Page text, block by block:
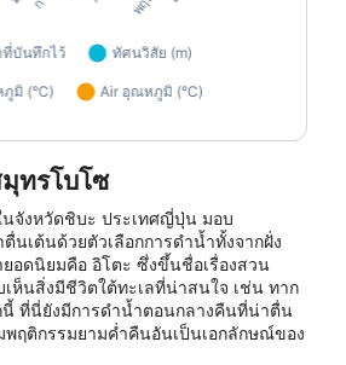
ทรโบโซ
จังหวัดชิบะ ประเทศญี่ปุ่น มอบ
เต้นด้วยตัวเลือกการดำน้ำทั้งจากฝั่ง
อดนิยมคือ อิโตะ ซึ่งขึ้นชื่อเรื่องสวน
ห็นสิ่งมีชีวิตใต้ทะเลที่น่าสนใจ เช่น ทาก
นี้ ที่นี่ยังมีการดำน้ำตอนกลางคืนที่น่าตื่น
ฤติกรรมยามค่ำคืนอันเป็นเอกลักษณ์ของ